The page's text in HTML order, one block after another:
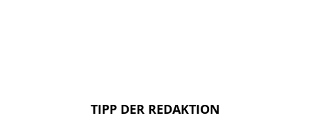
TIPP DER REDAKTION